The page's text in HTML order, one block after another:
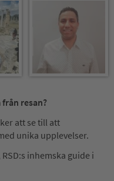
från resan?
att se till att
unika upplevelser.
inhemska guide i